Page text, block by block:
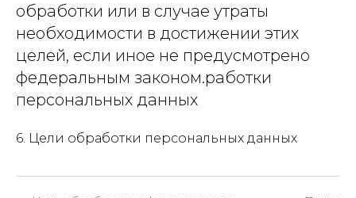
обработки или в случае утраты
необходимости в достижении этих
целей, если иное не предусмотрено
федеральным законом.работки
персональных данных
6. Цели обработки персональных данных